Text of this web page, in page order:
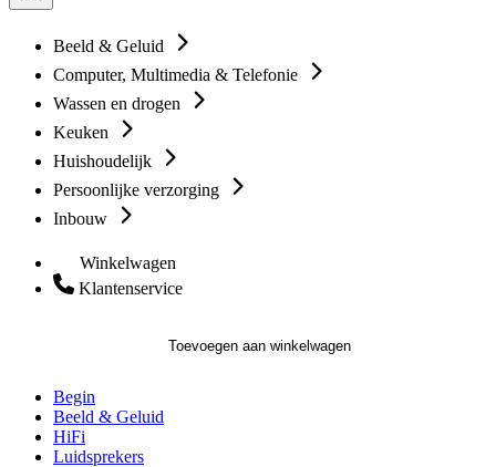
Beeld & Geluid
Computer, Multimedia & Telefonie
Wassen en drogen
Keuken
Huishoudelijk
Persoonlijke verzorging
Inbouw
Winkelwagen
Klantenservice
Toevoegen aan winkelwagen
Begin
Beeld & Geluid
HiFi
Luidsprekers